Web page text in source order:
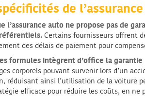
de
l’assurance auto ne propose pas de
Certains fournisseurs offrent
des délais de paiement pour
formules intègrent d’office la
corporels pouvant survenir lors d’un
réduisant ainsi l’utilisation de la voiture
efficace pour réduire les coûts, en ne